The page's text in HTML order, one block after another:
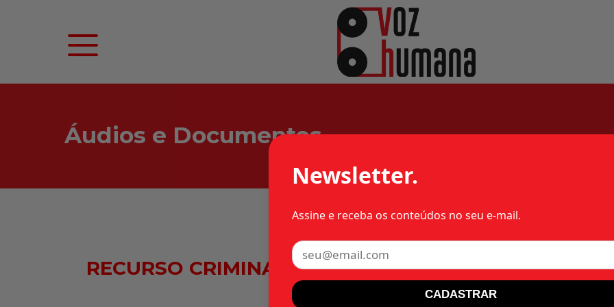
Áudios e Documentos
RECURSO CRIMINAL 5.177 – 1977 – RJ – MILITAR
Newsletter.
Assine e receba os conteúdos no seu e-mail.
CADASTRAR